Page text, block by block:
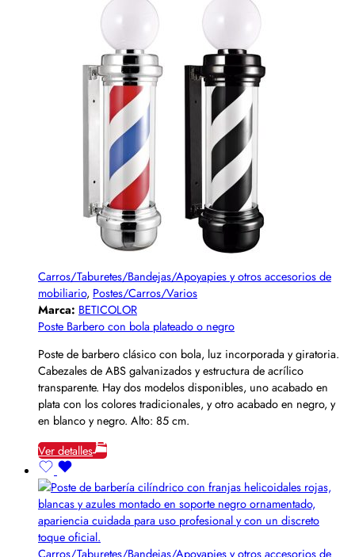
Carros/Taburetes/Bandejas/Apoyapies y otros accesorios de
mobiliario, Postes/Carros/Varios
Marca: BETICOLOR
Poste Barbero con bola plateado o negro
Poste de barbero clásico con bola, luz incorporada y giratoria.
Cabezales de ABS galvanizados y estructura de acrílico
transparente. Hay dos modelos disponibles, uno acabado en
plata con los colores tradicionales, y otro acabado en negro, y
en blanco y negro. Alto: 85 cm.
Ver detalles
Carros/Taburetes/Bandejas/Apoyapies y otros accesorios de